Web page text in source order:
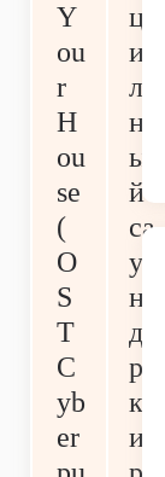
Y
ou
r
H
ou
se
(
O
S
T
C
yb
er
ц
иа
ль
н
ы
й
са
у
н
дт
ре
к
иг